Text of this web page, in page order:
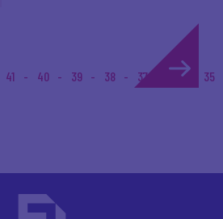
41 40 39 38 37 36 35